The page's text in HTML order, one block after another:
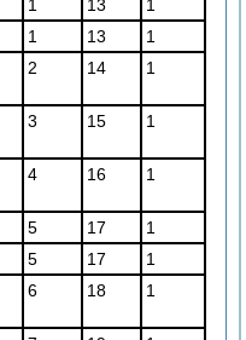
1 13
1
1 13
1
2 14 1
3 15 1
4 16 1
5 17
1
5 17
1
6 18 1